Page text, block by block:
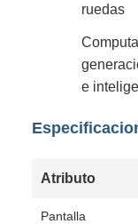
ruedas
e
Atributo
Pantalla